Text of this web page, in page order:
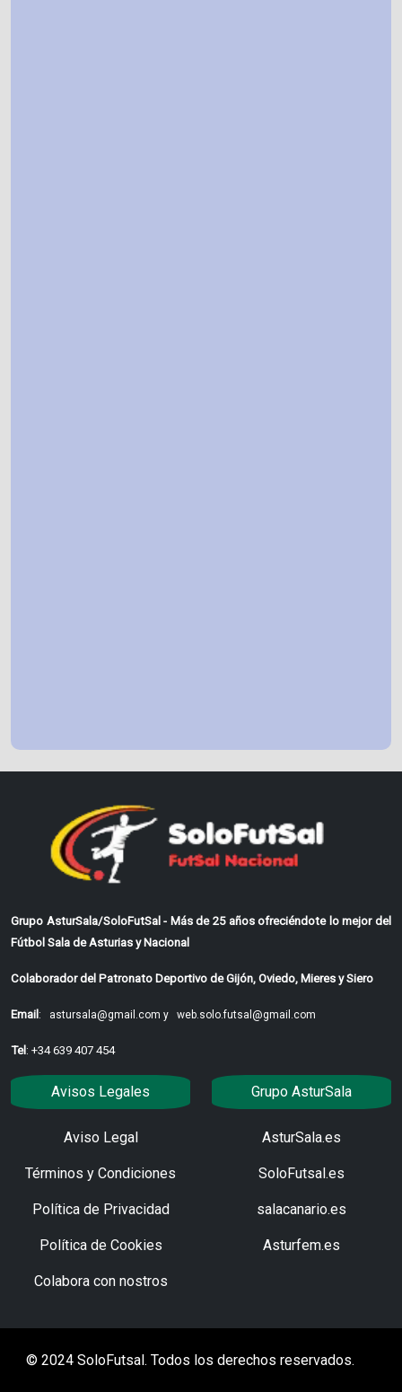
Grupo AsturSala/SoloFutSal - Más de 25 años ofreciéndote lo mejor del
Fútbol Sala de Asturias y Nacional
Colaborador del Patronato Deportivo de Gijón, Oviedo, Mieres y Siero
Email : astursala@gmail.com y web.solo.futsal@gmail.com
Tel : +34 639 407 454
Avisos Legales
Aviso Legal
Términos y Condiciones
Política de Privacidad
Política de Cookies
Colabora con nostros
Grupo AsturSala
AsturSala.es
SoloFutsal.es
salacanario.es
Asturfem.es
© 2024 SoloFutsal. Todos los derechos reservados.